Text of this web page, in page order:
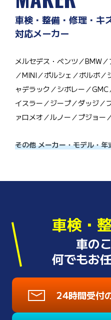
車検・整備・修理・キ
対応メーカー
メルセデス・ベンツ／BMW
／MINI／ポルシェ／ボルボ／
ャデラック／シボレー／
イスラー／ジープ／ダッジ／
ァロメオ／ルノー／プジョー
その他 メーカー・モデル・
車検・
車の
何でもお
24時間受付